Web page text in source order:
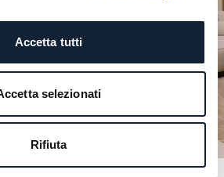
Accetta tutti
selezionati
Rifiuta